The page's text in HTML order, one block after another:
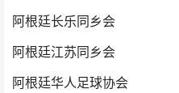
阿根廷长乐同乡会
阿根廷江苏同乡会
阿根廷华人足球协会